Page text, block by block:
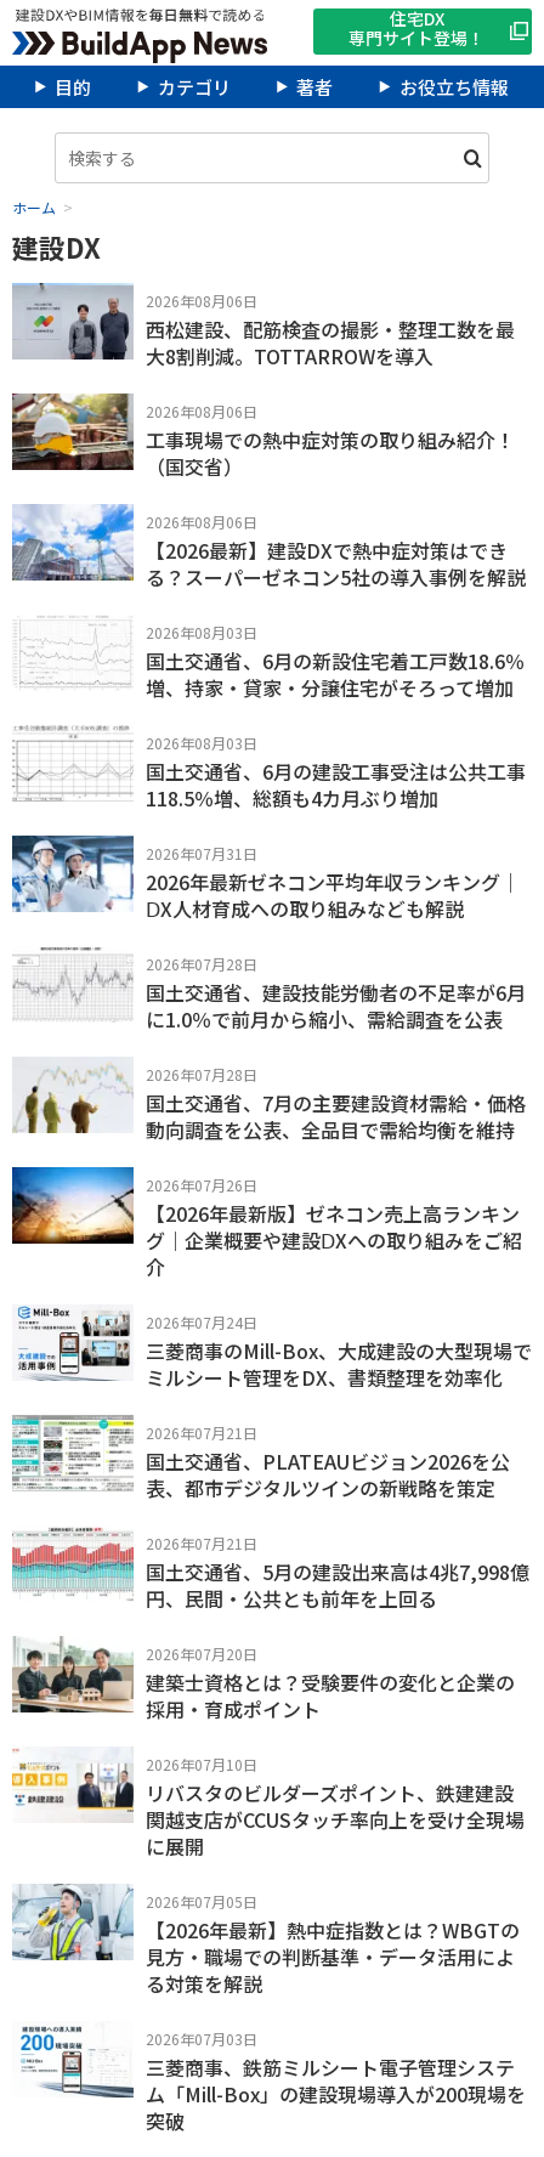
住宅DX
専門サイト登場！
目的 カテゴリ 著者 お役立ち情報
ホーム
建設DX
2026年08月06日
西松建設、配筋検査の撮影・整理工数を最
大8割削減。TOTTARROWを導入
2026年08月06日
工事現場での熱中症対策の取り組み紹介！
（国交省）
2026年08月06日
【2026最新】建設DXで熱中症対策はでき
る？スーパーゼネコン5社の導入事例を解説
2026年08月03日
国土交通省、6月の新設住宅着工戸数18.6％
増、持家・貸家・分譲住宅がそろって増加
2026年08月03日
国土交通省、6月の建設工事受注は公共工事
118.5％増、総額も4カ月ぶり増加
2026年07月31日
2026年最新ゼネコン平均年収ランキング｜
ⅮX人材育成への取り組みなども解説
2026年07月28日
国土交通省、建設技能労働者の不足率が6月
に1.0％で前月から縮小、需給調査を公表
2026年07月28日
国土交通省、7月の主要建設資材需給・価格
動向調査を公表、全品目で需給均衡を維持
2026年07月26日
【2026年最新版】ゼネコン売上高ランキン
グ｜企業概要や建設ⅮXへの取り組みをご紹
介
2026年07月24日
三菱商事のMill-Box、大成建設の大型現場で
ミルシート管理をDX、書類整理を効率化
2026年07月21日
国土交通省、PLATEAUビジョン2026を公
表、都市デジタルツインの新戦略を策定
2026年07月21日
国土交通省、5月の建設出来高は4兆7,998億
円、民間・公共とも前年を上回る
2026年07月20日
建築士資格とは？受験要件の変化と企業の
採用・育成ポイント
2026年07月10日
リバスタのビルダーズポイント、鉄建建設
関越支店がCCUSタッチ率向上を受け全現場
に展開
2026年07月05日
【2026年最新】熱中症指数とは？WBGTの
見方・職場での判断基準・データ活用によ
る対策を解説
2026年07月03日
三菱商事、鉄筋ミルシート電子管理システ
ム「Mill-Box」の建設現場導入が200現場を
突破